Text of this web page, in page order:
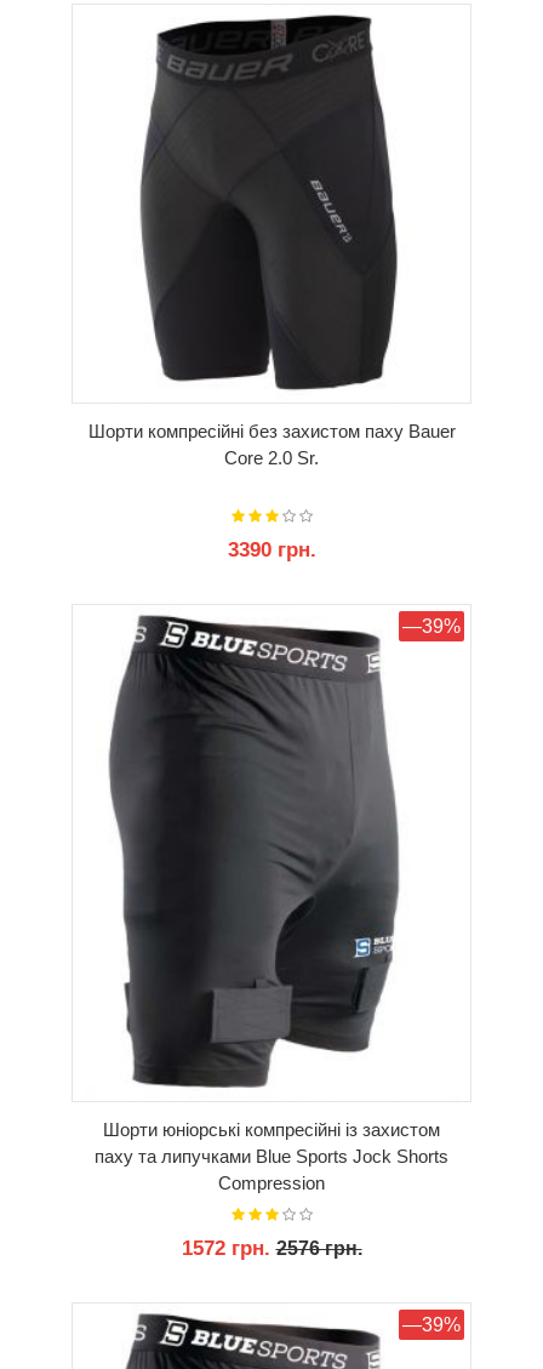
КУПИТИ
Шорти компресійні без захистом паху Bauer
Core 2.0 Sr.
3390 грн.
КУПИТИ —39%
Шорти юніорські компресійні із захистом
паху та липучками Blue Sports Jock Shorts
Compression
1572 грн.2576 грн.
КУПИТИ —39%